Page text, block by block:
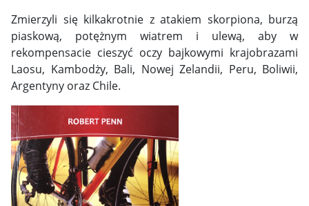
Zmierzyli się kilkakrotnie z atakiem skorpiona, burzą
piaskową, potężnym wiatrem i ulewą, aby w
rekompensacie cieszyć oczy bajkowymi krajobrazami
Laosu, Kambodży, Bali, Nowej Zelandii, Peru, Boliwii,
Argentyny oraz Chile.